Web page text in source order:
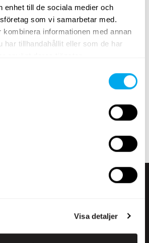
enhet till de sociala medier och
som vi samarbetar med.
informationen med annan
har tillhandahållit eller som de har
Visa detaljer
,transportfordon,lantbruk
ellergrönytemaskiner
för tunga fordon på sidan för att
märke, modell, ort, modellår,
eller produktens totalvikt.
utbud av tunga fordon och hitta
behov! Om du inte hittar det du